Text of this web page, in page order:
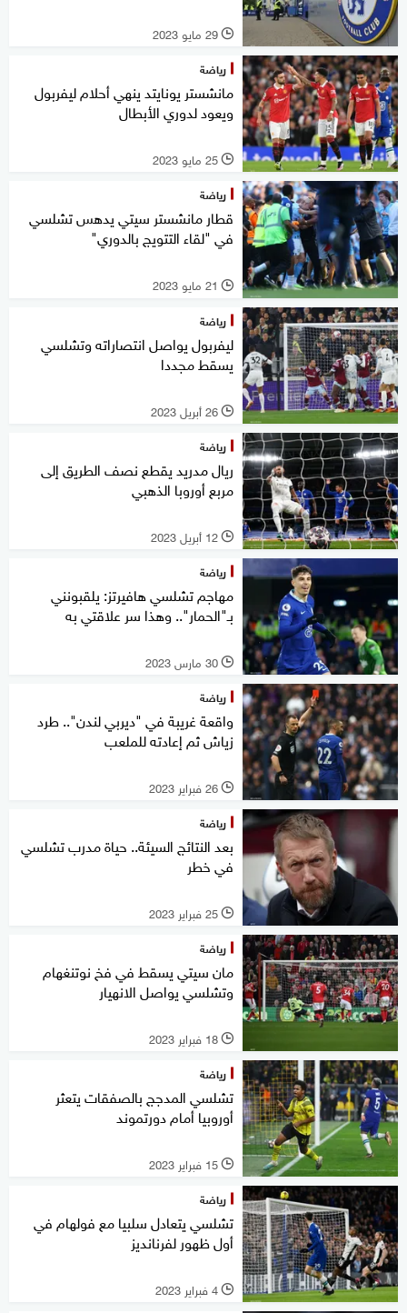
l 29 مايو 2023
رياضة
مانشستر يونايتد ينهي أحلام ليفربول
ويعود لدوري الأبطال
l 25 مايو 2023
رياضة
قطار مانشستر سيتي يدهس تشلسي
في "لقاء التتويج بالدوري"
l 21 مايو 2023
رياضة
ليفربول يواصل انتصاراته وتشلسي
يسقط مجددا
l 26 أبريل 2023
رياضة
ريال مدريد يقطع نصف الطريق إلى
مربع أوروبا الذهبي
l 12 أبريل 2023
رياضة
مهاجم تشلسي هافيرتز: يلقبونني
بـ"الحمار".. وهذا سر علاقتي به
l 30 مارس 2023
رياضة
واقعة غريبة في "ديربي لندن".. طرد
زياش ثم إعادته للملعب
l 26 فبراير 2023
رياضة
بعد النتائج السيئة.. حياة مدرب تشلسي
في خطر
l 25 فبراير 2023
رياضة
مان سيتي يسقط في فخ نوتنغهام
وتشلسي يواصل الانهيار
l 18 فبراير 2023
رياضة
تشلسي المدجج بالصفقات يتعثر
أوروبيا أمام دورتموند
l 15 فبراير 2023
رياضة
تشلسي يتعادل سلبيا مع فولهام في
أول ظهور لفرنانديز
l 4 فبراير 2023